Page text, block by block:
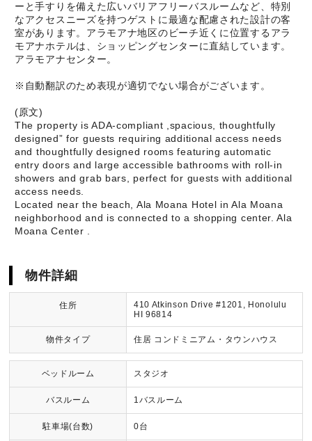
ーと手すりを備えた広いバリアフリーバスルームなど、特別
なアクセスニーズを持つゲストに最適な配慮された設計の客
室があります。アラモアナ地区のビーチ近くに位置するアラ
モアナホテルは、ショッピングセンターに直結しています。
アラモアナセンター。
※自動翻訳のため表現が適切でない場合がございます。
(原文)
The property is ADA-compliant ,spacious, thoughtfully
designed” for guests requiring additional access needs
and thoughtfully designed rooms featuring automatic
entry doors and large accessible bathrooms with roll-in
showers and grab bars, perfect for guests with additional
access needs.
Located near the beach, Ala Moana Hotel in Ala Moana
neighborhood and is connected to a shopping center. Ala
Moana Center .
物件詳細
住所
410 Atkinson Drive #1201, Honolulu
HI 96814
物件タイプ 住居 コンドミニアム・タウンハウス
ベッドルーム スタジオ
バスルーム 1バスルーム
駐車場(台数) 0台